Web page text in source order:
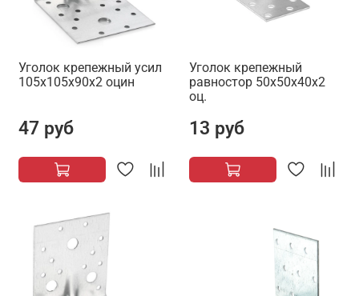
Уголок крепежный усил
105х105х90х2 оцин
47 руб
Уголок крепежный
равностор 50х50х40х2
оц.
13 руб